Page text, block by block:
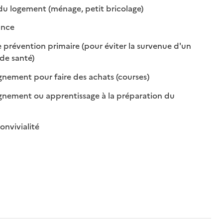
logement (ménage, petit bricolage): disponible
: non disponible
disponible
non disponible
primaire (pour éviter la survenue d'un
santé)
: disponible
: non disponible
pour faire des achats (courses): disponible
: non disponible
ou apprentissage à la préparation du
: disponible
: non disponible